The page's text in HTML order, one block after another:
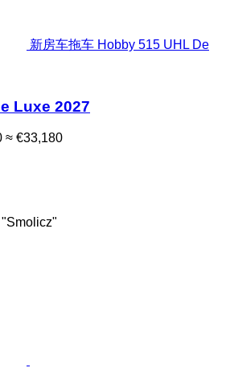
新房车拖车 Hobby 515 UHL De
Luxe 2027
≈ €33,180